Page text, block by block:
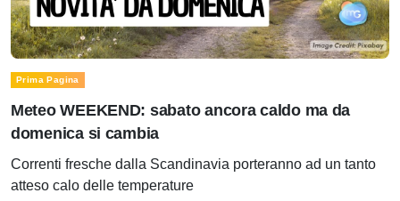
Prima Pagina
Meteo WEEKEND: sabato ancora caldo ma da
domenica si cambia
Correnti fresche dalla Scandinavia porteranno ad un tanto
atteso calo delle temperature